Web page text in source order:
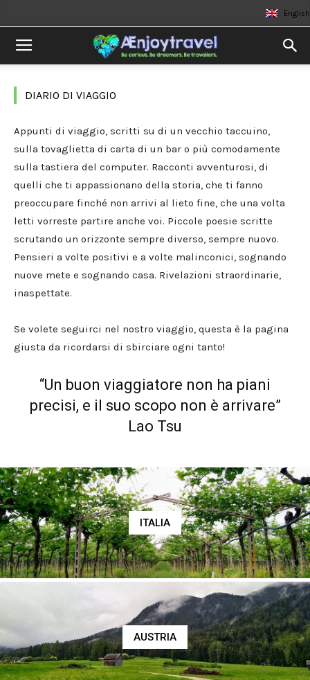
English
DIARIO DI VIAGGIO
Appunti di viaggio, scritti su di un vecchio taccuino,
sulla tovaglietta di carta di un bar o più comodamente
sulla tastiera del computer. Racconti avventurosi, di
quelli che ti appassionano della storia, che ti fanno
preoccupare finché non arrivi al lieto fine, che una volta
letti vorreste partire anche voi. Piccole poesie scritte
scrutando un orizzonte sempre diverso, sempre nuovo.
Pensieri a volte positivi e a volte malinconici, sognando
nuove mete e sognando casa. Rivelazioni straordinarie,
inaspettate.
Se volete seguirci nel nostro viaggio, questa è la pagina
giusta da ricordarsi di sbirciare ogni tanto!
“Un buon viaggiatore non ha piani
precisi, e il suo scopo non è arrivare”
Lao Tsu
ITALIA
AUSTRIA